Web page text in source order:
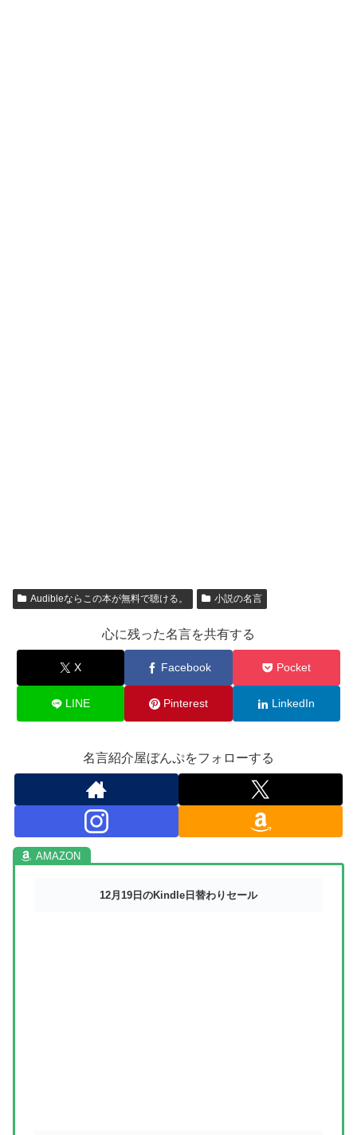
Audibleならこの本が無料で聴ける。 小説の名言
心に残った名言を共有する
X Facebook Pocket
LINE Pinterest LinkedIn
名言紹介屋ぼんぷをフォローする
12月19日のKindle日替わりセール